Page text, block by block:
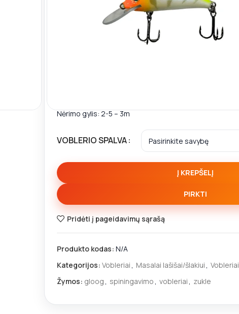
Iki nemokamo DPD pristatymo liko 50,00€
Nėrimo gylis: 2-5 – 3m
VOBLERIO SPALVA
Į KREPŠELĮ
PIRKTI
Pridėti į pageidavimų sąrašą
Produkto kodas: N/A
Kategorijos: Vobleriai, Masalai lašišai/šlakiui, Vobleriai
Žymos: gloog, spiningavimo, vobleriai, zukle